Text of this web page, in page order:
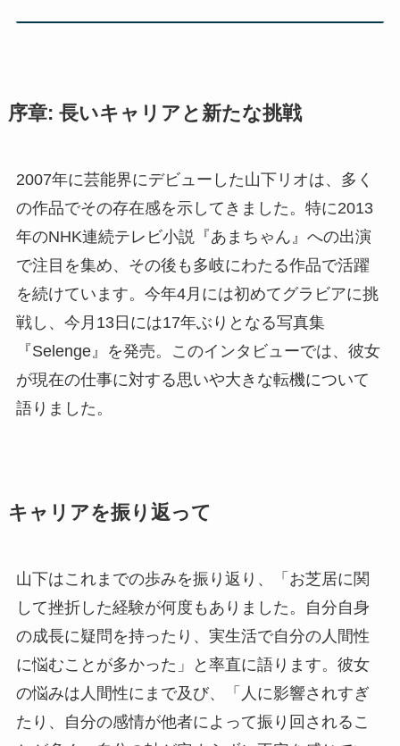
序章: 長いキャリアと新たな挑戦
2007年に芸能界にデビューした山下リオは、多く
の作品でその存在感を示してきました。特に2013
年のNHK連続テレビ小説『あまちゃん』への出演
で注目を集め、その後も多岐にわたる作品で活躍
を続けています。今年4月には初めてグラビアに挑
戦し、今月13日には17年ぶりとなる写真集
『Selenge』を発売。このインタビューでは、彼女
が現在の仕事に対する思いや大きな転機について
語りました。
キャリアを振り返って
山下はこれまでの歩みを振り返り、「お芝居に関
して挫折した経験が何度もありました。自分自身
の成長に疑問を持ったり、実生活で自分の人間性
に悩むことが多かった」と率直に語ります。彼女
の悩みは人間性にまで及び、「人に影響されすぎ
たり、自分の感情が他者によって振り回されるこ